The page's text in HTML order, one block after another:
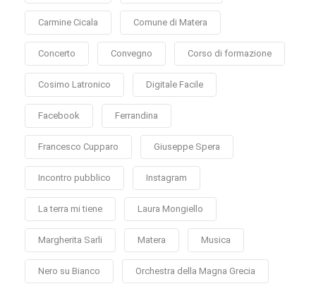
Carmine Cicala Comune di Matera
Concerto Convegno Corso di formazione
Cosimo Latronico Digitale Facile
Facebook Ferrandina
Francesco Cupparo Giuseppe Spera
Incontro pubblico Instagram
La terra mi tiene Laura Mongiello
Margherita Sarli Matera Musica
Nero su Bianco Orchestra della Magna Grecia